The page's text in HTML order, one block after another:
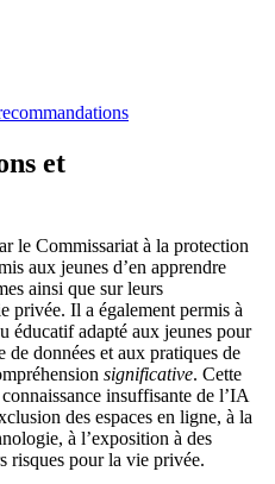
et
le Commissariat à la protection
aux jeunes d’en apprendre
ainsi que sur leurs
privée. Il a également permis à
éducatif adapté aux jeunes pour
de données et aux pratiques de
significative. Cette
insuffisante de l’IA
des espaces en ligne, à la
à l’exposition à des
risques pour la vie privée.